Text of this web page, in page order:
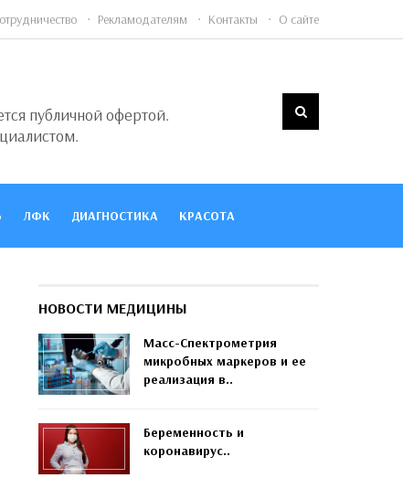
Рекламодателям Контакты О сайте
публичной офертой.
ЛФК ДИАГНОСТИКА КРАСОТА
НОВОСТИ МЕДИЦИНЫ
Масс-Спектрометрия
микробных маркеров и ее
реализация в..
Беременность и
коронавирус..